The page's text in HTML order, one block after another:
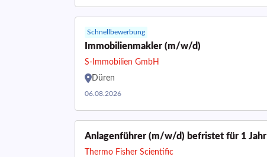
Schnellbewerbung
Immobilienmakler (m/w/d)
S-Immobilien GmbH
Düren
06.08.2026
Anlagenführer (m/w/d) befristet für 1 Jahr
Thermo Fisher Scientific